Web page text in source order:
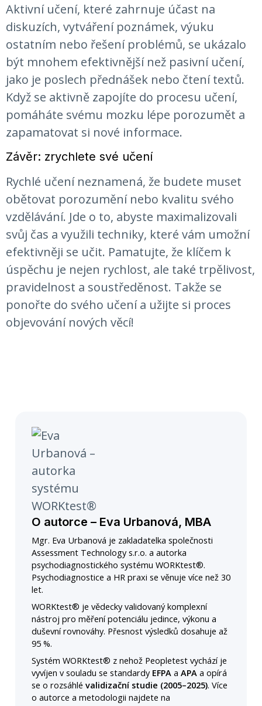
Aktivní učení, které zahrnuje účast na
diskuzích, vytváření poznámek, výuku
ostatním nebo řešení problémů, se ukázalo
být mnohem efektivnější než pasivní učení,
jako je poslech přednášek nebo čtení textů.
Když se aktivně zapojíte do procesu učení,
pomáháte svému mozku lépe porozumět a
zapamatovat si nové informace.
Závěr: zrychlete své učení
Rychlé učení neznamená, že budete muset
obětovat porozumění nebo kvalitu svého
vzdělávání. Jde o to, abyste maximalizovali
svůj čas a využili techniky, které vám umožní
efektivněji se učit. Pamatujte, že klíčem k
úspěchu je nejen rychlost, ale také trpělivost,
pravidelnost a soustředěnost. Takže se
ponořte do svého učení a užijte si proces
objevování nových věcí!
O autorce – Eva Urbanová, MBA
Mgr. Eva Urbanová je zakladatelka společnosti
Assessment Technology s.r.o. a autorka
psychodiagnostického systému WORKtest®.
Psychodiagnostice a HR praxi se věnuje více než 30
let.
WORKtest® je vědecky validovaný komplexní
nástroj pro měření potenciálu jedince, výkonu a
duševní rovnováhy. Přesnost výsledků dosahuje až
95 %.
Systém WORKtest® z nehož Peopletest vychází je
vyvíjen v souladu se standardy EFPA a APA a opírá
se o rozsáhlé validizační studie (2005–2025). Více
o autorce a metodologii najdete na